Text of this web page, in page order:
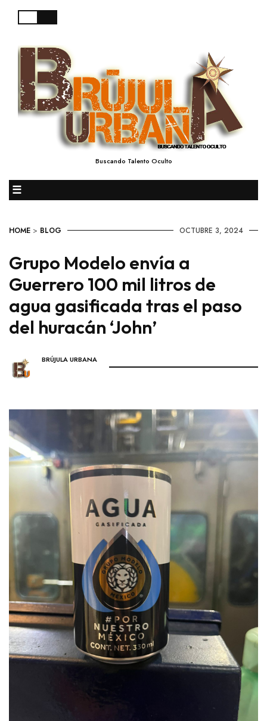
Buscando Talento Oculto
☰
HOME > BLOG OCTUBRE 3, 2024
Grupo Modelo envía a
Guerrero 100 mil litros de
agua gasificada tras el paso
del huracán ‘John’
BRÚJULA URBANA